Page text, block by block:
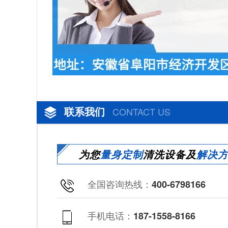
联系我们 CONTACT US
为您量身定制清洗设备及解决
全国咨询热线： 400-6798166
手机电话： 187-1558-8166